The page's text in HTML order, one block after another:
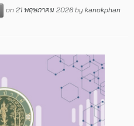
on 21 พฤษภาคม 2026 by kanokphan